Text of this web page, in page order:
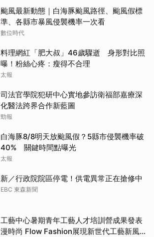
颱風最新動態｜白海豚颱風路徑、颱風假標
準、各縣市暴風侵襲機率一次看
數位時代
料理網紅「肥大叔」46歲驟逝 身形對比照
曝！粉絲心疼：瘦得不合理
太報
司法官學院犯研中心實地參訪衛福部嘉療深
化醫法跨界合作新藍圖
勁報
白海豚8/8明天放颱風假？5縣市侵襲機率破
40% 關鍵時間點曝光
太報
新／行政院院區停電！供電異常正在搶修中
EBC 東森新聞
工藝中心暑期青年工藝人才培訓營成果發表
漫時尚 Flow Fashion展現新世代工藝新風